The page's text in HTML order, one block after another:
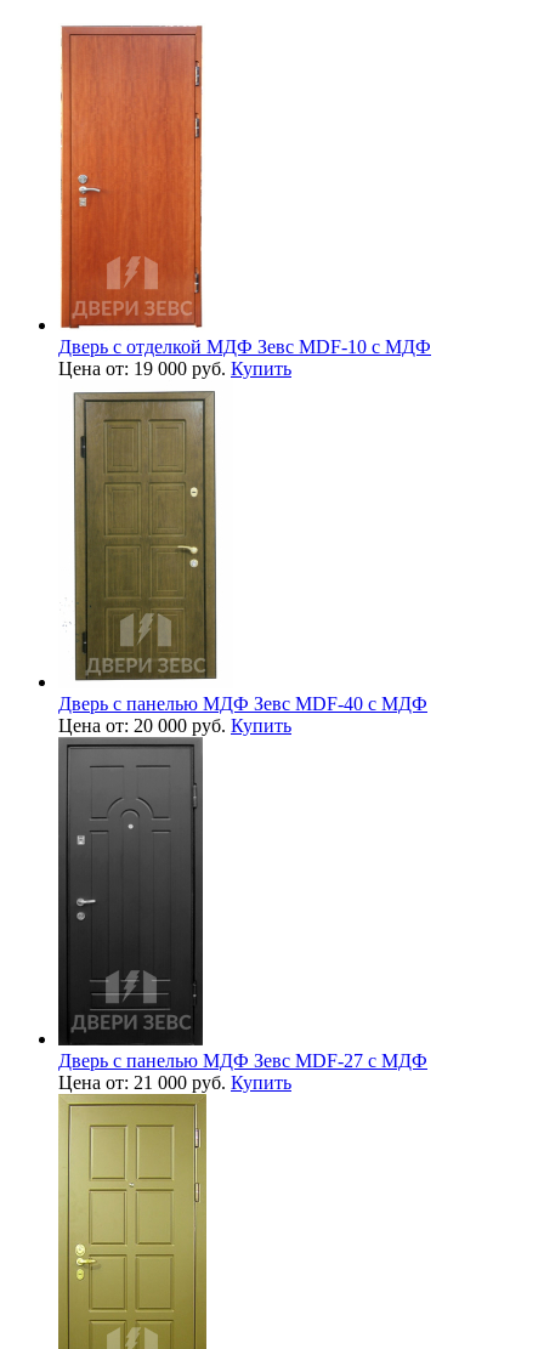
Дверь с отделкой МДФ Зевс MDF-10 с МДФ
Цена от: 19 000 руб. Купить
Дверь с панелью МДФ Зевс MDF-40 с МДФ
Цена от: 20 000 руб. Купить
Дверь с панелью МДФ Зевс MDF-27 с МДФ
Цена от: 21 000 руб. Купить